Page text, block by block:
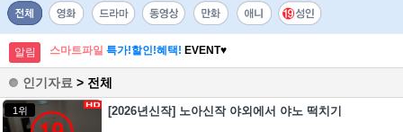
알림 스마트파일 특가!할인!혜택! EVENT♥
인기자료 > 전체
1위 [2026년신작] 노아신작 야외에서 야노 떡치기